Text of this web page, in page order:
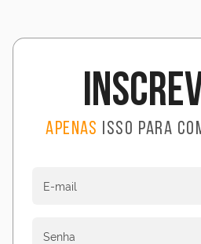
Apenas isso para
E-mail
Senha